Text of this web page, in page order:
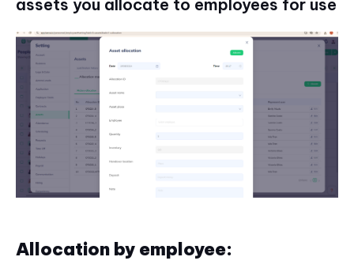
assets you allocate to employees for use
Allocation by employee: